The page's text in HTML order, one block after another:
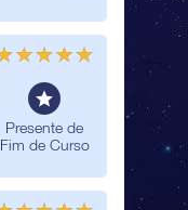
Presente de
Fim de Curso